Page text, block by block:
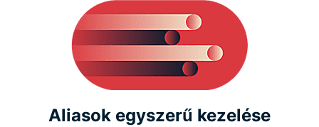
Aliasok egyszerű kezelése